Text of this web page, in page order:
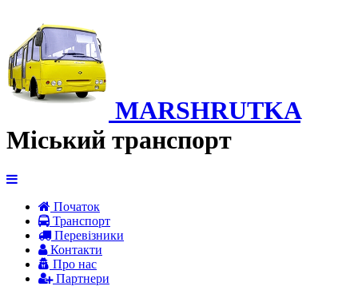
MARSHRUTKA
Міський транспорт
Початок
Транспорт
Перевiзники
Контакти
Про нас
Партнери